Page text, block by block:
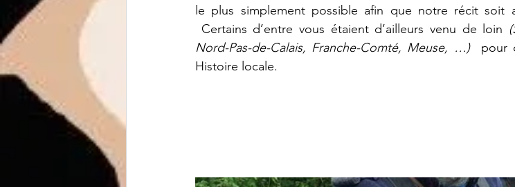
le plus simplement possible afin que notre récit soit
Certains d’entre vous étaient d’ailleurs venu de loin
Nord-Pas-de-Calais, Franche-Comté, Meuse, …)
pour
Histoire locale.